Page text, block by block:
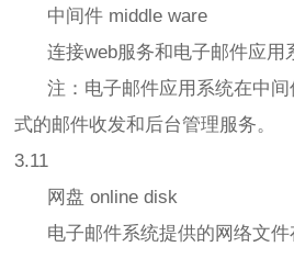
中间件 middle ware
连接web服务和电子邮件应用
注：电子邮件应用系统在中间
式的邮件收发和后台管理服务。
3.11
网盘 online disk
电子邮件系统提供的网络文件